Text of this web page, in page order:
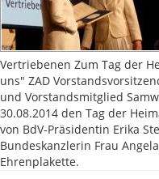
Vertriebenen Zum Tag der
uns" ZAD
und Vorstandsmitglied
30.08.2014 den Tag der
von BdV-Präsidentin Erika
Bundeskanzlerin Frau
Ehrenplakette.